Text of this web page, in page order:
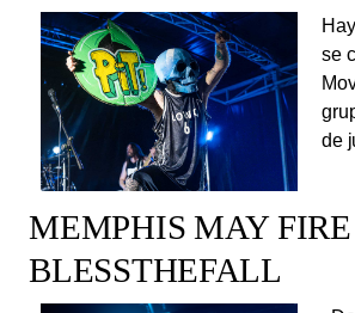
se
de
MEMPHIS MAY
BLESSTHEFALL